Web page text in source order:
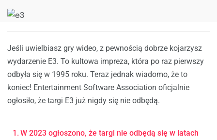
Jeśli uwielbiasz gry wideo, z pewnością dobrze kojarzysz
wydarzenie E3. To kultowa impreza, która po raz pierwszy
odbyła się w 1995 roku. Teraz jednak wiadomo, że to
koniec! Entertainment Software Association oficjalnie
ogłosiło, że targi E3 już nigdy się nie odbędą.
W 2023 ogłoszono, że targi nie odbędą się w latach